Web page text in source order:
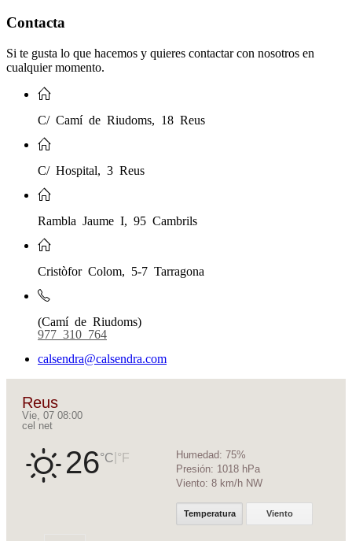
Contacta
Si te gusta lo que hacemos y quieres contactar con nosotros en
cualquier momento.
C/ Camí de Riudoms, 18 Reus
C/ Hospital, 3 Reus
Rambla Jaume I, 95 Cambrils
Cristòfor Colom, 5-7 Tarragona
(Camí de Riudoms)
977 310 764
calsendra@calsendra.com
Reus
Vie, 07 08:00
cel net
26°C °F Humedad: 75%
Presión: 1018 hPa
Viento: 8 km/h NW
Temperatura Viento